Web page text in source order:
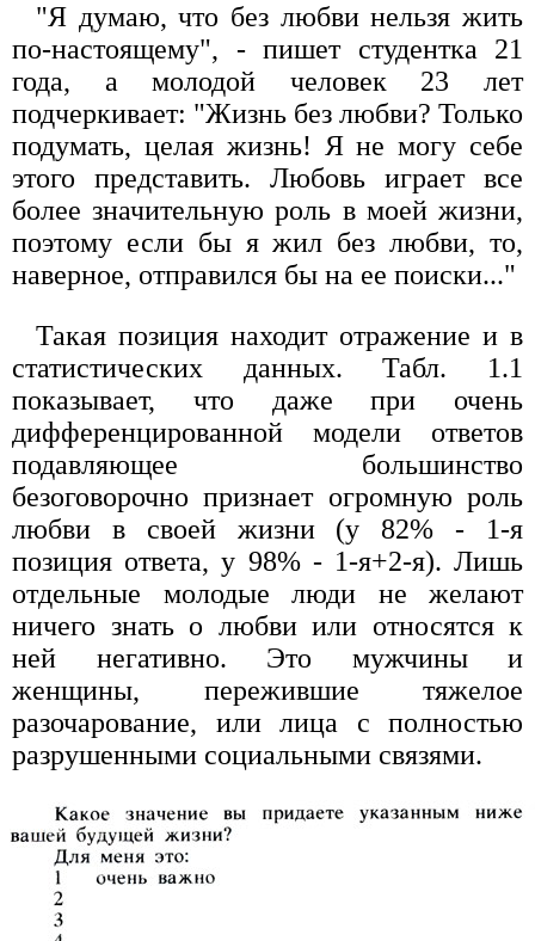
"Я думаю, что без любви нельзя жить
по-настоящему", - пишет студентка 21
года, а молодой человек 23 лет
подчеркивает: "Жизнь без любви? Только
подумать, целая жизнь! Я не могу себе
этого представить. Любовь играет все
более значительную роль в моей жизни,
поэтому если бы я жил без любви, то,
наверное, отправился бы на ее поиски..."
Такая позиция находит отражение и в
статистических данных. Табл. 1.1
показывает, что даже при очень
дифференцированной модели ответов
подавляющее большинство
безоговорочно признает огромную роль
любви в своей жизни (у 82% - 1-я
позиция ответа, у 98% - 1-я+2-я). Лишь
отдельные молодые люди не желают
ничего знать о любви или относятся к
ней негативно. Это мужчины и
женщины, пережившие тяжелое
разочарование, или лица с полностью
разрушенными социальными связями.